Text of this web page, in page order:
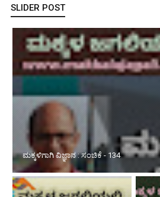
SLIDER POST
ಮಕ್ಕಳಿಗಾಗಿ ವಿಜ್ಞಾನ : ಸಂಚಿಕೆ - 134